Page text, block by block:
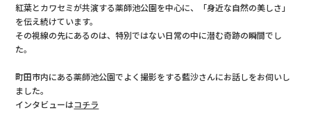
紅葉とカワセミが共演する薬師池公園を中心に、「身近な自然の美しさ」
を伝え続けています。
その視線の先にあるのは、特別ではない日常の中に潜む奇跡の瞬間でし
た。
町田市内にある薬師池公園でよく撮影をする藍沙さんにお話しをお伺いし
ました。
インタビューはコチラ